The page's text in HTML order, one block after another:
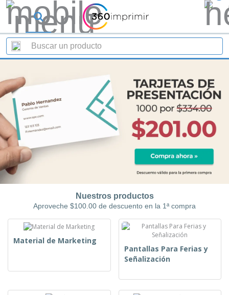
Nuestros productos
Aproveche $100.00 de descuento en la 1ª compra
Material de Marketing
Pantallas Para Ferias y
Señalización